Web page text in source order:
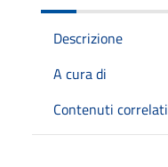
Descrizione
A cura di
Contenuti correlati